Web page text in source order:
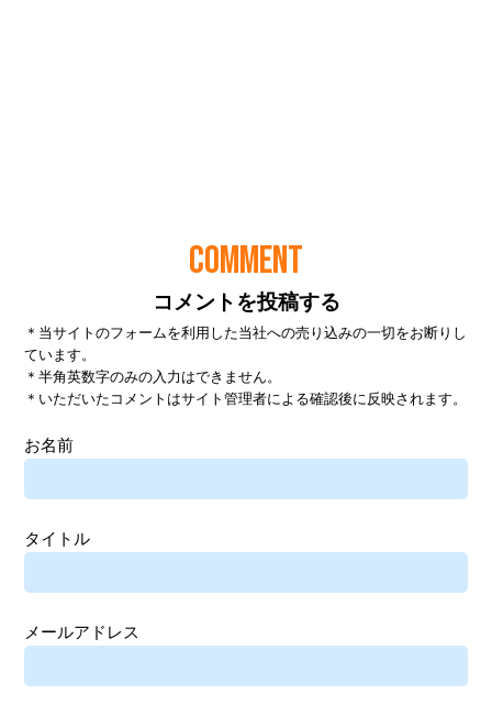
COMMENT
コメントを投稿する
＊当サイトのフォームを利用した当社への売り込みの一切をお断りし
ています。
＊半角英数字のみの入力はできません。
＊いただいたコメントはサイト管理者による確認後に反映されます。
お名前
タイトル
メールアドレス